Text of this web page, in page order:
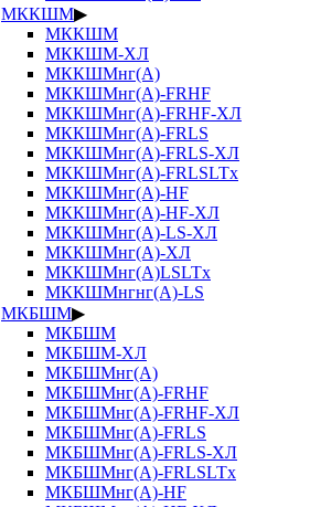
МККШМ▶
МККШМ
МККШМ-ХЛ
МККШМнг(А)
МККШМнг(А)-FRHF
МККШМнг(А)-FRHF-ХЛ
МККШМнг(А)-FRLS
МККШМнг(А)-FRLS-ХЛ
МККШМнг(А)-FRLSLTx
МККШМнг(А)-HF
МККШМнг(А)-HF-ХЛ
МККШМнг(А)-LS-ХЛ
МККШМнг(А)-ХЛ
МККШМнг(А)LSLTx
МККШМнгнг(А)-LS
МКБШМ▶
МКБШМ
МКБШМ-ХЛ
МКБШМнг(А)
МКБШМнг(А)-FRHF
МКБШМнг(А)-FRHF-ХЛ
МКБШМнг(А)-FRLS
МКБШМнг(А)-FRLS-ХЛ
МКБШМнг(А)-FRLSLTx
МКБШМнг(А)-HF